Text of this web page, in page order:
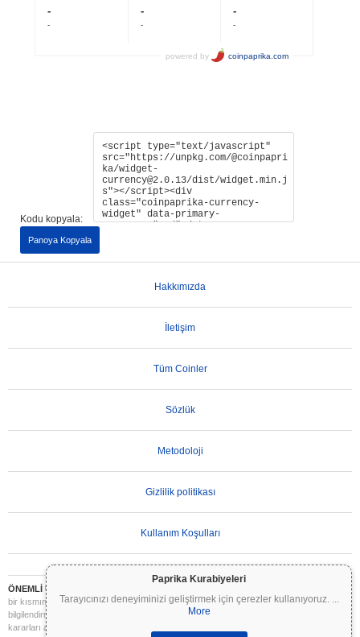
Paprika Kurabiyeleri
Tarayıcınızı deneyiminizi geliştirmek için çerezler kullanıyoruz. ...
More
Kodu kopyala:
Panoya Kopyala
Hakkımızda
İletişim
Tüm Coinler
Sözlük
Metodoloji
Gizlilik politikası
Kullanım Koşulları
ÖNEMLİ UYARI:
bir kısmını veya tamamını kaybedebilirsiniz. Coinpaprika üzerindeki tüm bilgiler yalnızca
bilgilendirme amaçlıdır ve finansal veya yatırım tavsiyesi niteliği taşımaz. Yatırım
kararları almadan önce daima kendi araştırmanızı yapın (DYOR) ve nitelikli bir finansal